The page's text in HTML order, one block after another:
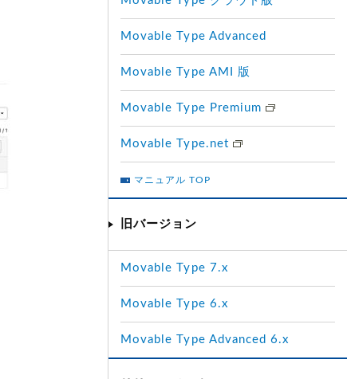
Movable Type Advanced
Movable Type AMI 版
Movable Type Premium
Movable Type.net
マニュアル TOP
旧バージョン
Movable Type 7.x
Movable Type 6.x
Movable Type Advanced 6.x